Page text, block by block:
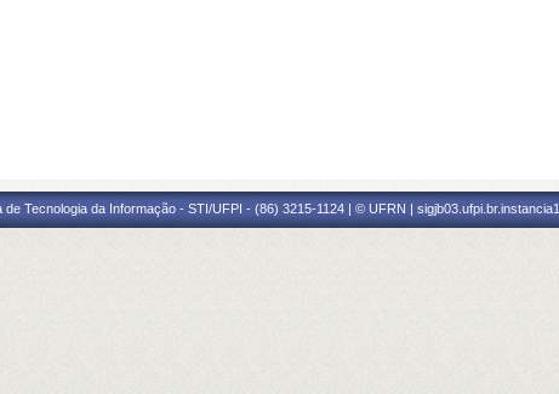
de Tecnologia da Informação - STI/UFPI - (86) 3215-1124 | © UFRN | sigjb03.ufpi.br.instancia1